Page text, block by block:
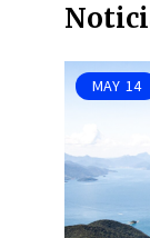
MAY 14